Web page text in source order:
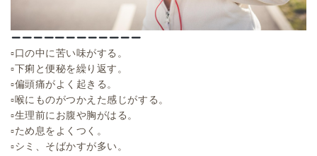
▫︎口の中に苦い味がする。
▫︎下痢と便秘を繰り返す。
▫︎偏頭痛がよく起きる。
▫︎喉にものがつかえた感じがする。
▫︎生理前にお腹や胸がはる。
▫︎ため息をよくつく。
▫︎シミ、そばかすが多い。